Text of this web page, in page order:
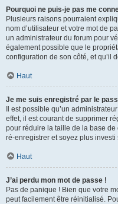
Pourquoi ne puis-je pas me
Plusieurs raisons pourraient
nom d’utilisateur et votre mot de
un administrateur du forum pour
également possible que le
configuration de son côté, et qu’il
Haut
Je me suis enregistré par le
Il est possible qu’un
effet, il est courant de supprimer
pour réduire la taille de la base
ré-enregistrer et soyez plus investi
Haut
J’ai perdu mon mot de passe !
Pas de panique ! Bien que votre
peut facilement être réinitialisé.